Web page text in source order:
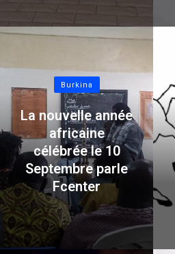
Burkina
La nouvelle année
africaine
célébrée le 10
Septembre parle
Fcenter